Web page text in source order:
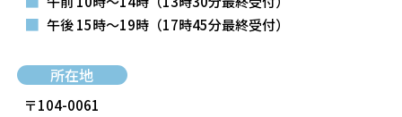
■ 午後 15時～19時 （17時45分最終受付）
所在地
〒104-0061